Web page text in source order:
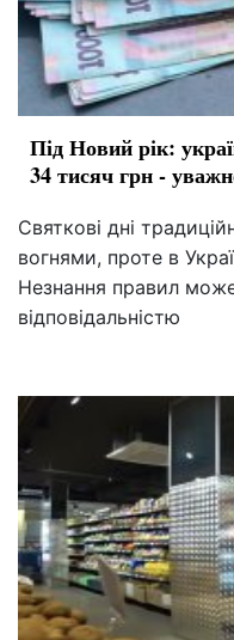
Під Новий рік:
34 тисяч грн -
Святкові дні
вогнями, проте в
Незнання правил
відповідальністю